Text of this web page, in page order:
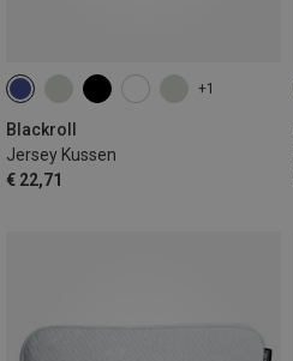
+1
Blackroll
Jersey Kussen
€ 22,71